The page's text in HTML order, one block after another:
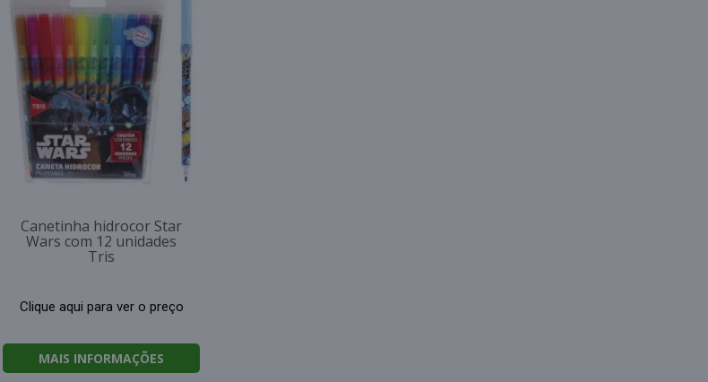
Canetinha hidrocor Star
Wars com 12 unidades
Tris
Clique aqui para ver o preço
MAIS INFORMAÇÕES